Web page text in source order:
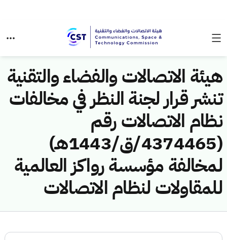
هيئة الاتصالات والفضاء والتقنية
تنشر قرار لجنة النظر في مخالفات
نظام الاتصالات رقم
(4374465/ق/1443هـ)
لمخالفة مؤسسة رواكز العالمية
للمقاولات لنظام الاتصالات